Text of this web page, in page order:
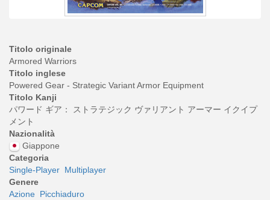
Titolo originale
Armored Warriors
Titolo inglese
Powered Gear - Strategic Variant Armor Equipment
Titolo Kanji
パワード ギア： ストラテジック ヴァリアント アーマー イクイプ
メント
Nazionalità
Giappone
Categoria
Single-Player Multiplayer
Genere
Azione Picchiaduro